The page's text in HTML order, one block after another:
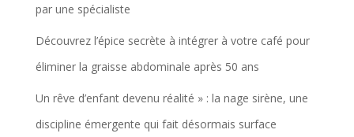
par une spécialiste
Découvrez l’épice secrète à intégrer à votre café pour
éliminer la graisse abdominale après 50 ans
Un rêve d’enfant devenu réalité » : la nage sirène, une
discipline émergente qui fait désormais surface